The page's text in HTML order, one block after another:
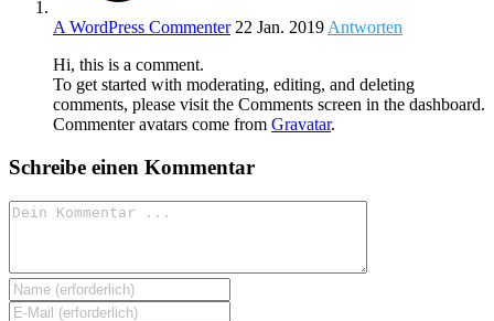
A WordPress Commenter 22 Jan. 2019 Antworten
Hi, this is a comment.
To get started with moderating, editing, and deleting
comments, please visit the Comments screen in the dashboard.
Commenter avatars come from Gravatar.
Schreibe einen Kommentar
Kommentieren
Gib
deinen
Gib